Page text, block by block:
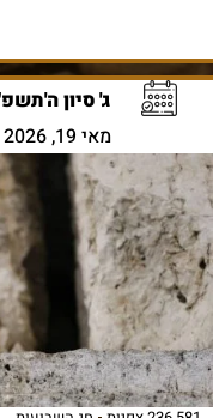
ג' סיון
מאי 19, 2026